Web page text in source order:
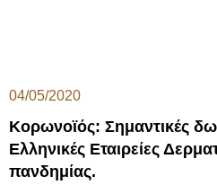
04/05/2020
Κορωνοϊός: Σημαντικές
Ελληνικές Εταιρείες
πανδημίας.